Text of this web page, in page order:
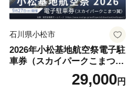
石川県小松市
2026年小松基地航空祭電子駐
車券（スカイパークこまつ
翼） 駐車場 シャトルバスの
りばすぐ 石川県 小松市
29,000円